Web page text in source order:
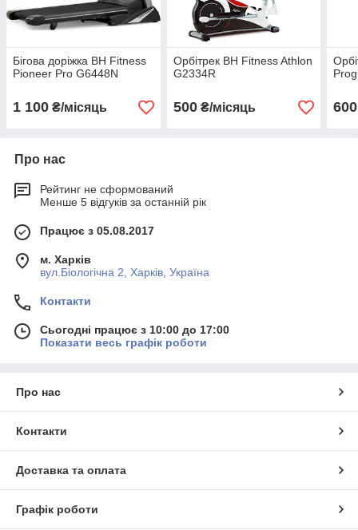
Бігова доріжка BH Fitness
Pioneer Pro G6448N
1 100 ₴/місяць
Орбітрек BH Fitness Athlon
G2334R
500₴/місяць 600
Про нас
Рейтинг не сформований
Менше 5 відгуків за останній рік
Працює з 05.08.2017
м. Харків
вул.Біологічна 2, Харків, Україна
Контакти
Сьогодні працює з 10:00 до 17:00
Показати весь графік роботи
Про нас
Контакти
Доставка та оплата
Графік роботи